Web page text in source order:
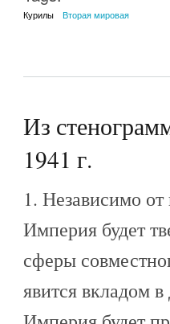
Курилы Вторая мировая
Из
1941 г.
1. Независимо
Империя будет
сферы
явится вкладом